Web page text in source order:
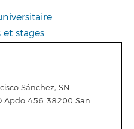
stages
Sánchez, SN.
Apdo 456 38200 San